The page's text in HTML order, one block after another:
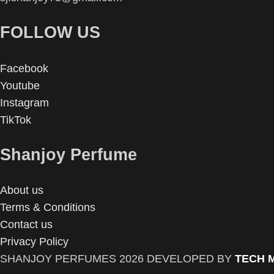
FOLLOW US
Facebook
Youtube
Instagram
TikTok
Shanjoy Perfume
About us
Terms & Conditions
Contact us
Privacy Policy
SHANJOY PERFUMES 2026 DEVELOPED BY TECH